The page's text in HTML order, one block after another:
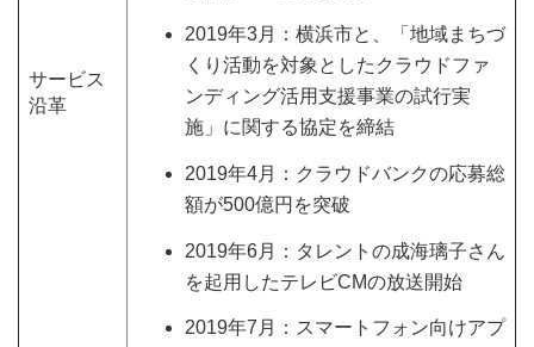
サービス
沿革
2019年3月：横浜市と、「地域まちづ
くり活動を対象としたクラウドファ
ンディング活用支援事業の試行実
施」に関する協定を締結
2019年4月：クラウドバンクの応募総
額が500億円を突破
2019年6月：タレントの成海璃子さん
を起用したテレビCMの放送開始
2019年7月：スマートフォン向けアプ